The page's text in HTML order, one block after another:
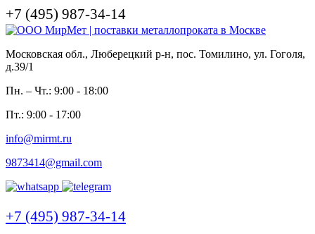
+7 (495) 987-34-14
Московская обл., Люберецкий р-н, пос. Томилино, ул. Гоголя,
д.39/1
Пн. – Чт.: 9:00 - 18:00
Пт.: 9:00 - 17:00
info@mirmt.ru
9873414@gmail.com
+7 (495) 987-34-14